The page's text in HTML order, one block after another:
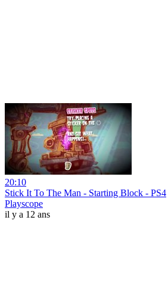
20:10
Stick It To The Man - Starting Block - PS4
Playscope
il y a 12 ans